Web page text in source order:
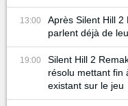
13:00
Après Silent Hill 2
parlent déjà de
19:00
Silent Hill 2
résolu mettant fin
existant sur le jeu